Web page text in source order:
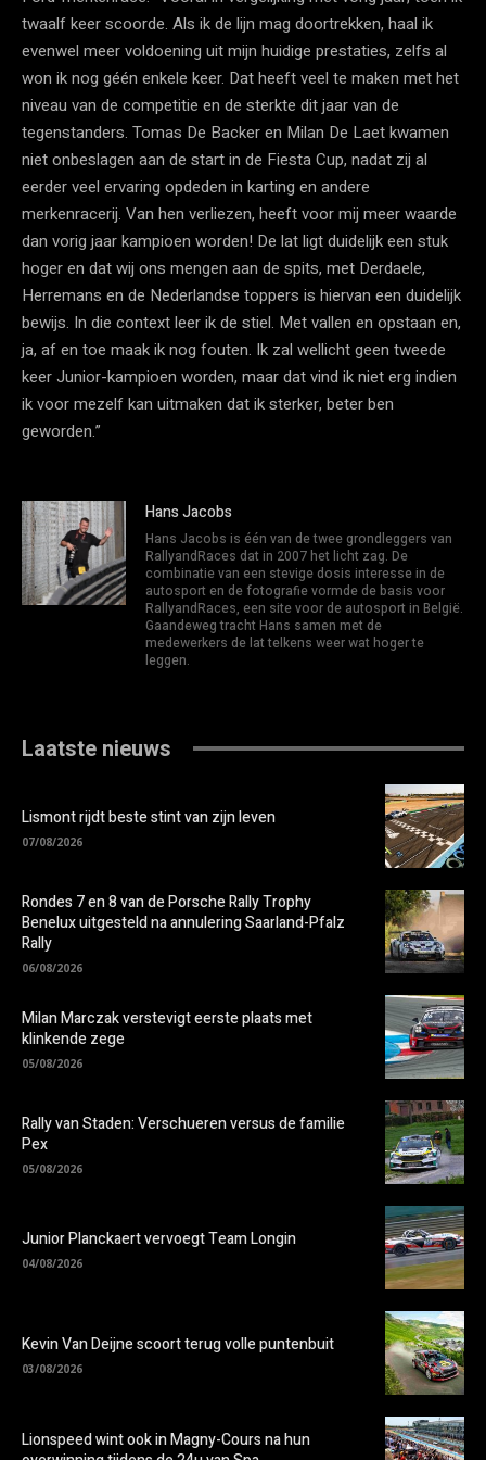
twaalf keer scoorde. Als ik de lijn mag doortrekken, haal ik
evenwel meer voldoening uit mijn huidige prestaties, zelfs al
won ik nog géén enkele keer. Dat heeft veel te maken met het
niveau van de competitie en de sterkte dit jaar van de
tegenstanders. Tomas De Backer en Milan De Laet kwamen
niet onbeslagen aan de start in de Fiesta Cup, nadat zij al
eerder veel ervaring opdeden in karting en andere
merkenracerij. Van hen verliezen, heeft voor mij meer waarde
dan vorig jaar kampioen worden! De lat ligt duidelijk een stuk
hoger en dat wij ons mengen aan de spits, met Derdaele,
Herremans en de Nederlandse toppers is hiervan een duidelijk
bewijs. In die context leer ik de stiel. Met vallen en opstaan en,
ja, af en toe maak ik nog fouten. Ik zal wellicht geen tweede
keer Junior-kampioen worden, maar dat vind ik niet erg indien
ik voor mezelf kan uitmaken dat ik sterker, beter ben
geworden.”
Hans Jacobs
Hans Jacobs is één van de twee grondleggers van
RallyandRaces dat in 2007 het licht zag. De
combinatie van een stevige dosis interesse in de
autosport en de fotografie vormde de basis voor
RallyandRaces, een site voor de autosport in België.
Gaandeweg tracht Hans samen met de
medewerkers de lat telkens weer wat hoger te
leggen.
Laatste nieuws
Lismont rijdt beste stint van zijn leven
07/08/2026
Rondes 7 en 8 van de Porsche Rally Trophy
Benelux uitgesteld na annulering Saarland-Pfalz
Rally
06/08/2026
Milan Marczak verstevigt eerste plaats met
klinkende zege
05/08/2026
Rally van Staden: Verschueren versus de familie
Pex
05/08/2026
Junior Planckaert vervoegt Team Longin
04/08/2026
Kevin Van Deijne scoort terug volle puntenbuit
03/08/2026
Lionspeed wint ook in Magny-Cours na hun